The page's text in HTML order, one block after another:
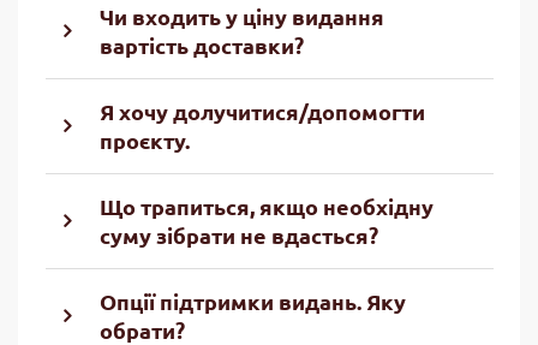
Чи входить у ціну видання
вартість доставки?
Я хочу долучитися/допомогти
проєкту.
Що трапиться, якщо необхідну
суму зібрати не вдасться?
Опції підтримки видань. Яку
обрати?